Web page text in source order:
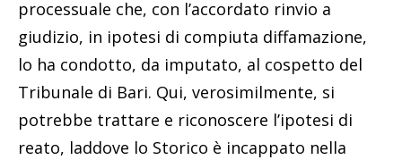
processuale che, con l’accordato rinvio a
giudizio, in ipotesi di compiuta diffamazione,
lo ha condotto, da imputato, al cospetto del
Tribunale di Bari. Qui, verosimilmente, si
potrebbe trattare e riconoscere l’ipotesi di
reato, laddove lo Storico è incappato nella